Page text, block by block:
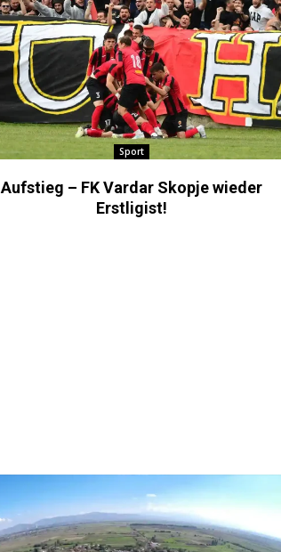
Sport
Aufstieg – FK Vardar Skopje wieder
Erstligist!